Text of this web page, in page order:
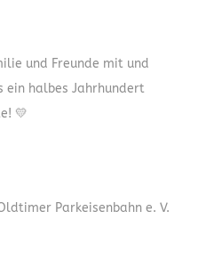
und Freunde mit und
ein halbes Jahrhundert
💛
Parkeisenbahn e. V.